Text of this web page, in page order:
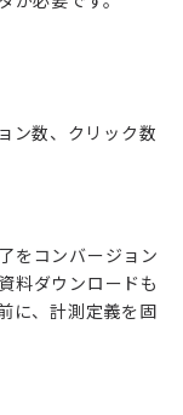
ン数、クリック数
をコンバージョン
料ダウンロードも
に、計測定義を固